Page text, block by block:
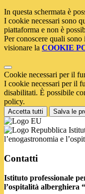
In questa schermata è
I cookie necessari sono
piattaforma e non è
Per conoscere quali
visionare la COOKIE
Cookie necessari per il
I cookie necessari per il
disabilitati. È possibile
policy.
Accetta tutti Salva le
l’enogastronomia e
Contatti
Istituto professionale
l’ospitalità alberghiera